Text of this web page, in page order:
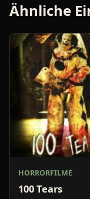
Ähnliche
HORRORFILME
100 Tears